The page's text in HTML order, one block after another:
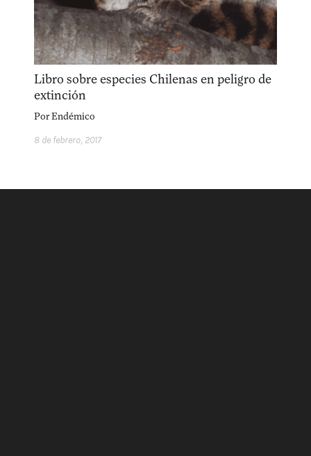
Libro sobre especies Chilenas en peligro de
extinción
PorEndémico
8 de febrero, 2017
acerca
equipo política de envíos